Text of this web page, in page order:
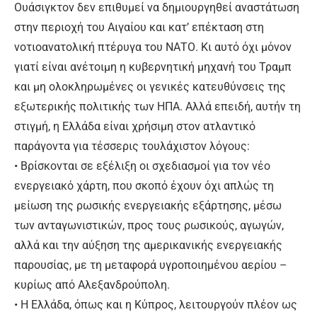
Ουάσιγκτον δεν επιθυμεί να δημιουργηθεί αναστάτωση
στην περιοχή του Αιγαίου και κατ’ επέκταση στη
νοτιοανατολική πτέρυγα του ΝΑΤΟ. Κι αυτό όχι μόνον
γιατί είναι ανέτοιμη η κυβερνητική μηχανή του Τραμπ
και μη ολοκληρωμένες οι γενικές κατευθύνσεις της
εξωτερικής πολιτικής των ΗΠΑ. Αλλά επειδή, αυτήν τη
στιγμή, η Ελλάδα είναι χρήσιμη στον ατλαντικό
παράγοντα για τέσσερις τουλάχιστον λόγους:
• Βρίσκονται σε εξέλιξη οι σχεδιασμοί για τον νέο
ενεργειακό χάρτη, που σκοπό έχουν όχι απλώς τη
μείωση της ρωσικής ενεργειακής εξάρτησης, μέσω
των ανταγωνιστικών, προς τους ρωσικούς, αγωγών,
αλλά και την αύξηση της αμερικανικής ενεργειακής
παρουσίας, με τη μεταφορά υγροποιημένου αερίου –
κυρίως από Αλεξανδρούπολη.
• Η Ελλάδα, όπως και η Κύπρος, λειτουργούν πλέον ως